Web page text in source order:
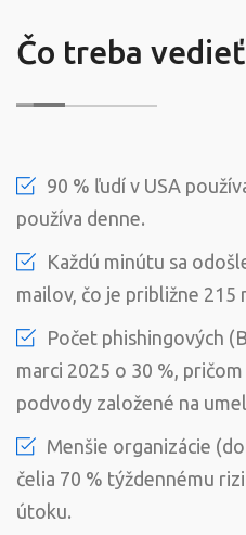
Čo treba vedieť
90 % ľudí v USA
používa denne.
Každú minútu sa
mailov, čo je približne 215
Počet phishingových
marci 2025 o 30 %,
podvody založené na
Menšie organizácie
čelia 70 % týždennému
útoku.